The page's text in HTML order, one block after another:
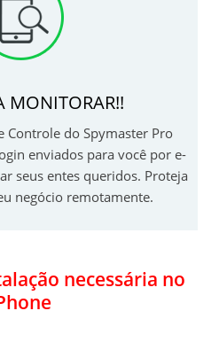
MONITORAR!!
Controle do Spymaster Pro
enviados para você por e-
seus entes queridos. Proteja
negócio remotamente.
necessária no